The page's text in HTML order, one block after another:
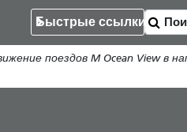
Быстрые ссылки
поездов M Ocean View в